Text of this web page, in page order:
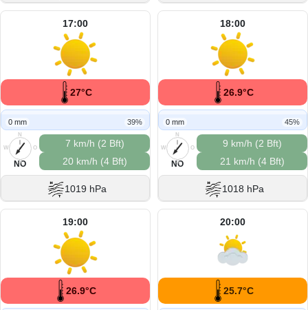
17:00
27°C
0 mm 39%
N
O
S
W
NO
7 km/h (2 Bft)
20 km/h (4 Bft)
1019 hPa
18:00
26.9°C
0 mm 45%
N
O
S
W
NO
9 km/h (2 Bft)
21 km/h (4 Bft)
1018 hPa
19:00
26.9°C
20:00
25.7°C